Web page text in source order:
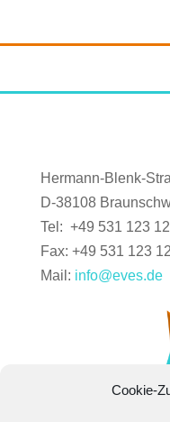
Cookie-
Hermann-Blenk-
D-38108
Tel: +49 531 123
Fax: +49 531 123
Mail: info@eves.de